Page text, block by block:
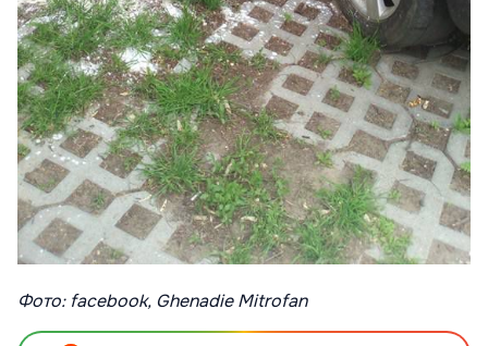
Фото: facebook, Ghenadie Mitrofan